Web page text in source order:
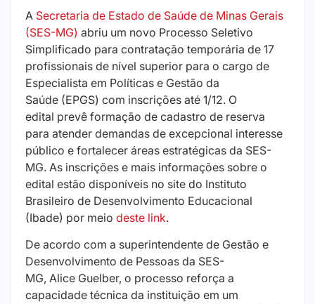
A Secretaria de Estado de Saúde de Minas Gerais
(SES-MG) abriu um novo Processo Seletivo
Simplificado para contratação temporária de 17
profissionais de nível superior para o cargo de
Especialista em Políticas e Gestão da
Saúde (EPGS) com inscrições até 1/12. O
edital prevê formação de cadastro de reserva
para atender demandas de excepcional interesse
público e fortalecer áreas estratégicas da SES-
MG. As inscrições e mais informações sobre o
edital estão disponíveis no site do Instituto
Brasileiro de Desenvolvimento Educacional
(Ibade) por meio deste link.
De acordo com a superintendente de Gestão e
Desenvolvimento de Pessoas da SES-
MG, Alice Guelber, o processo reforça a
capacidade técnica da instituição em um